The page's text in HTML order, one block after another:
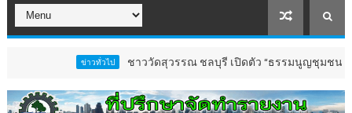
ชาววัดสุวรรณ ชลบุรี เปิดตัว “ธรรมนูญชุมชนตำบลวัดสุว